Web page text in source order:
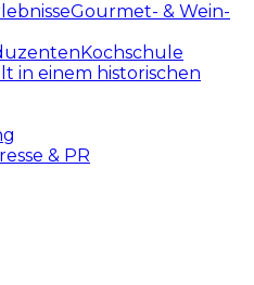
Gourmet- & Wein-
Kochschule
in einem historischen
& PR